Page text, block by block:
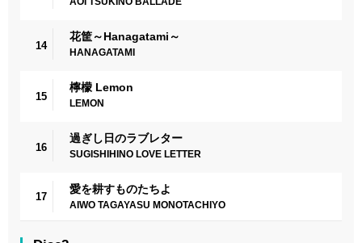
14
花筐～Hanagatami～
HANAGATAMI
15
檸檬 Lemon
LEMON
16
過ぎし日のラブレター
SUGISHIHINO LOVE LETTER
17
愛を耕すものたちよ
AIWO TAGAYASU MONOTACHIYO